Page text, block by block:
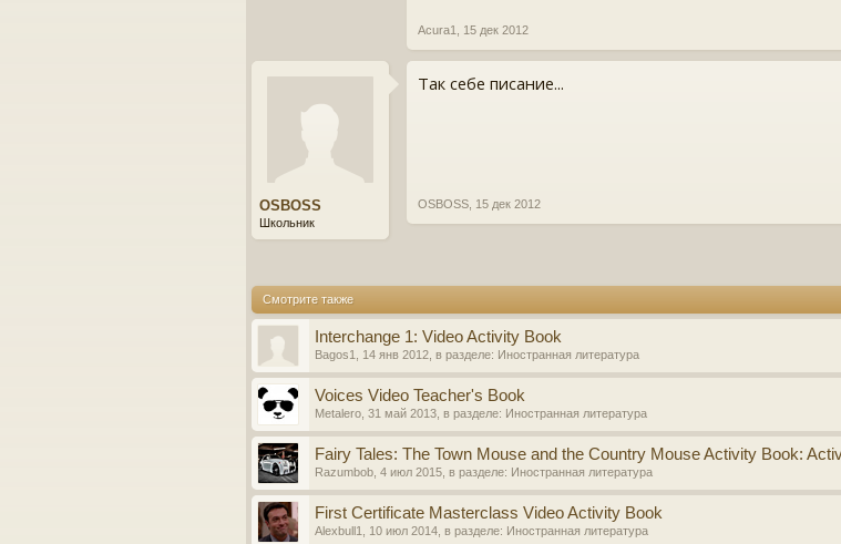
Acura1 15 дек 2012
OSBOSS
Школьник
Так себе писание...
OSBOSS 15 дек 2012
Смотрите также
Interchange 1: Video Activity Book
Bagos1 14 янв 2012 , в разделе: Иностранная литература
Voices Video Teacher's Book
Metalero 31 май 2013 , в разделе: Иностранная литература
Fairy Tales: The Town Mouse and the Country Mouse Activity Book:
Razumbob 4 июл 2015 , в разделе: Иностранная литература
First Certificate Masterclass Video Activity Book
Alexbull1 10 июл 2014 , в разделе: Иностранная литература